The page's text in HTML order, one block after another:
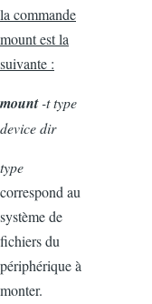
la commande
mount est la
suivante :
mount-t type
device dir
type
correspond au
système de
fichiers du
périphérique à
monter.